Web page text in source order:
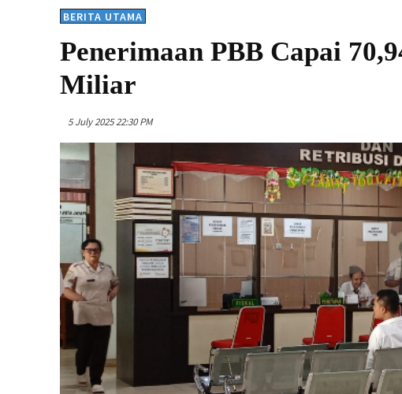
BERITA UTAMA
Penerimaan PBB Capai
Miliar
5 July 2025 22:30 PM